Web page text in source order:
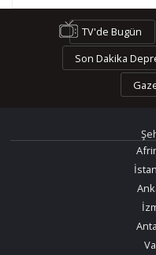
TV'de Bugün
Son Dakika